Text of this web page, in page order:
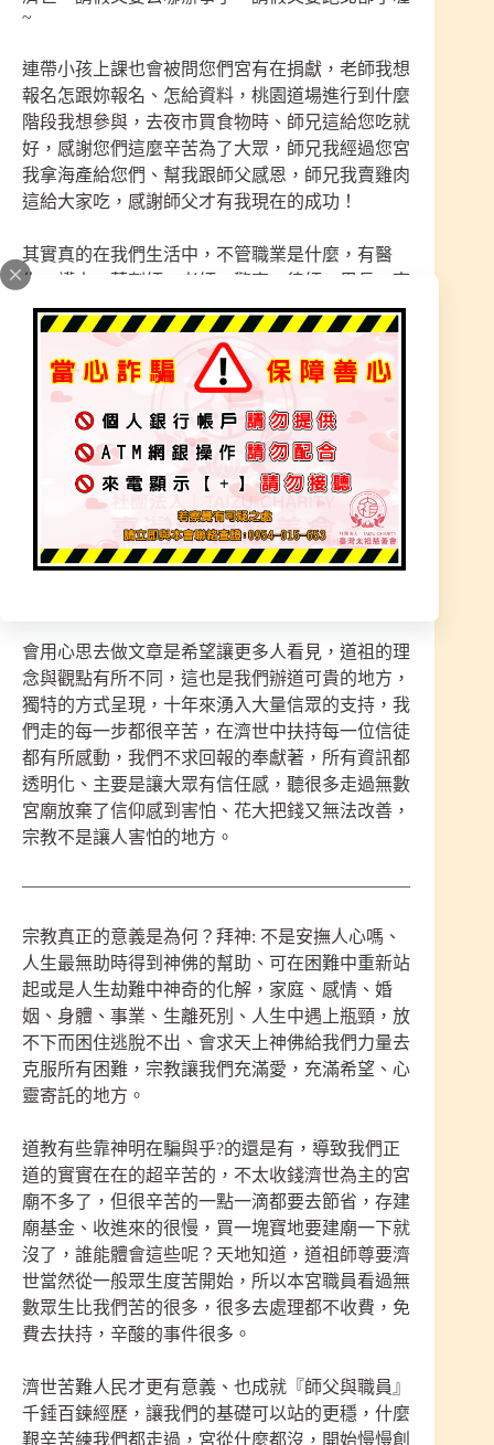
~
連帶小孩上課也會被問您們宮有在捐獻，老師我想
報名怎跟妳報名、怎給資料，桃園道場進行到什麼
階段我想參與，去夜市買食物時、師兄這給您吃就
好，感謝您們這麼辛苦為了大眾，師兄我經過您宮
我拿海產給您們、幫我跟師父感恩，師兄我賣雞肉
這給大家吃，感謝師父才有我現在的成功！
其實真的在我們生活中，不管職業是什麼，有醫
生、護士、藥劑師、老師、警察、律師、里長、南
科、竹科、各式各樣職業，老闆都在關注【太祖
三清宮資訊】，雖然都默默關注，看到我們都知道
最近動態，公司、工作、上班場所都會被討論著，
就是在說您~真的太感謝大家多年來觀看文章。
信仰不分宗教，只希望讓各位更能了解什麼是『正
道的艱辛』，很多理念很重要，不要怪力亂神，過
度迷信而迷失方向，所有事情都要有邏輯判斷.思
考能力，師兄我也只訴說師尊指示過的，處理真實
案件，幫助成功案例，只說實話而不去亂怪力亂神
的訴說虛幻的空間，有就有，沒有就沒，神明沒有
會用心思去做文章是希望讓更多人看見，道祖的理
念與觀點有所不同，這也是我們辦道可貴的地方，
獨特的方式呈現，十年來湧入大量信眾的支持，我
們走的每一步都很辛苦，在濟世中扶持每一位信徒
都有所感動，我們不求回報的奉獻著，所有資訊都
透明化、主要是讓大眾有信任感，聽很多走過無數
宮廟放棄了信仰感到害怕、花大把錢又無法改善，
宗教不是讓人害怕的地方。
——————————————————————
宗教真正的意義是為何？拜神: 不是安撫人心嗎、
人生最無助時得到神佛的幫助、可在困難中重新站
起或是人生劫難中神奇的化解，家庭、感情、婚
姻、身體、事業、生離死別、人生中遇上瓶頸，放
不下而困住逃脫不出、會求天上神佛給我們力量去
克服所有困難，宗教讓我們充滿愛，充滿希望、心
靈寄託的地方。
道教有些靠神明在騙與乎?的還是有，導致我們正
道的實實在在的超辛苦的，不太收錢濟世為主的宮
廟不多了，但很辛苦的一點一滴都要去節省，存建
廟基金、收進來的很慢，買一塊寶地要建廟一下就
沒了，誰能體會這些呢？天地知道，道祖師尊要濟
世當然從一般眾生度苦開始，所以本宮職員看過無
數眾生比我們苦的很多，很多去處理都不收費，免
費去扶持，辛酸的事件很多。
濟世苦難人民才更有意義、也成就『師父與職員』
千錘百鍊經歷，讓我們的基礎可以站的更穩，什麼
艱辛苦練我們都走過，宮從什麼都沒，開始慢慢創